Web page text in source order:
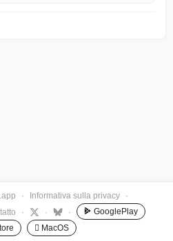
· Informativa sulla privacy
·
· · ·
GooglePlay
 MacOS